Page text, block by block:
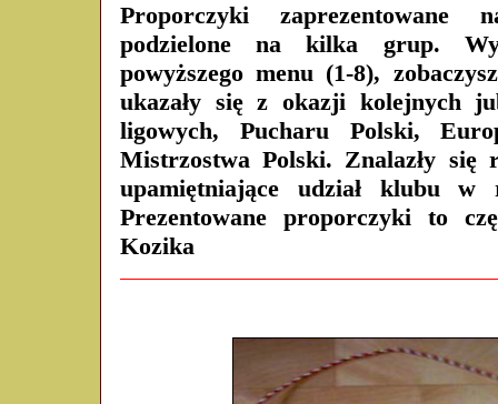
Proporczyki zaprezentowane
podzielone na kilka grup.
powyższego menu (1-8),
ukazały się z okazji kolejnych
ligowych, Pucharu Polski,
Mistrzostwa Polski. Znalazły się
upamiętniające udział klubu w
Prezentowane proporczyki to
Kozika